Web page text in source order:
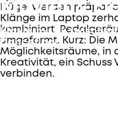
Klavier &
Klaviermusik zwischen
Dancefloor
Flügel werden
Klänge im Laptop
kombiniert,
umgeformt. Kurz: Die
Möglichkeitsräume, in
Kreativität, ein
verbinden.